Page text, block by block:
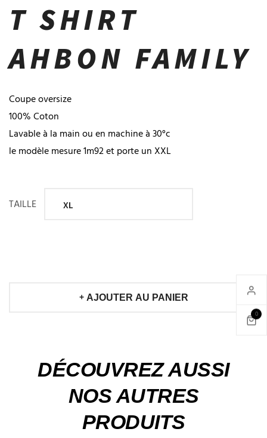
T SHIRT
AHBON FAMILY
Coupe oversize
100% Coton
Lavable à la main ou en machine à 30°c
le modèle mesure 1m92 et porte un XXL
TAILLE
AJOUTER AU PANIER
DÉCOUVREZ AUSSI
NOS AUTRES
PRODUITS
0